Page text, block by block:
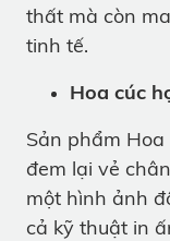
thất mà còn
tinh tế.
Hoa cúc
Sản phẩm
đem lại vẻ
một hình ảnh
cả kỹ thuật in